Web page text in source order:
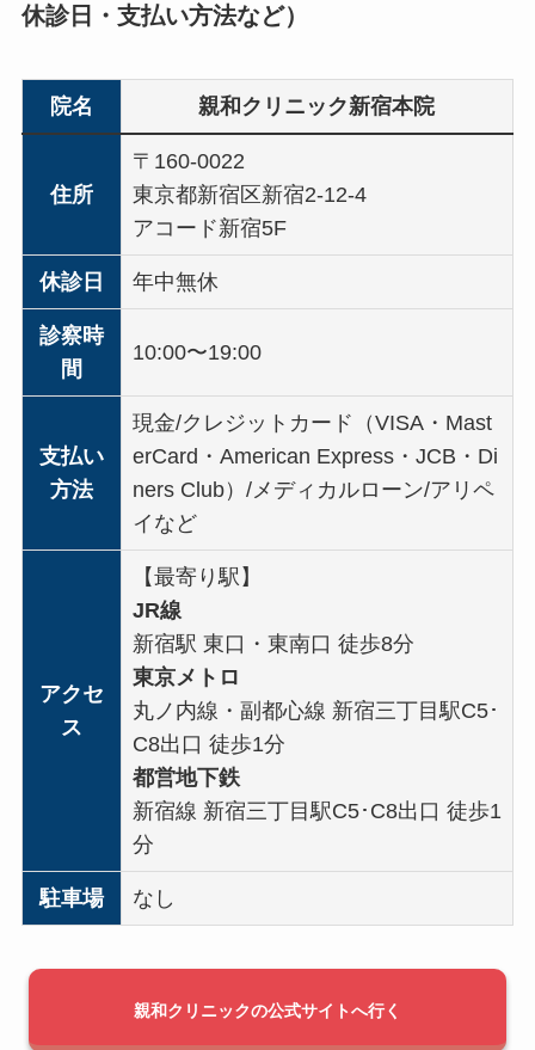
休診日・支払い方法など）
院名 親和クリニック新宿本院
住所
〒160-0022
東京都新宿区新宿2-12-4
アコード新宿5F
休診日 年中無休
診察時
間
10:00〜19:00
支払い
方法
現金/クレジットカード（VISA・Mast
erCard・American Express・JCB・Di
ners Club）/メディカルローン/アリペ
イなど
アクセ
ス
【最寄り駅】
JR線
新宿駅 東口・東南口 徒歩8分
東京メトロ
丸ノ内線・副都心線 新宿三丁目駅C5･
C8出口 徒歩1分
都営地下鉄
新宿線 新宿三丁目駅C5･C8出口 徒歩1
分
駐車場 なし
親和クリニックの公式サイトへ行く